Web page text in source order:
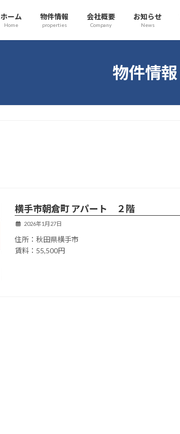
ホーム
Home
物件情報
properties
会社概要
Company
お知らせ
News
物件情報
横手市朝倉町 アパート ２階
2026年1月27日
住所：秋田県横手市
賃料：55,500円